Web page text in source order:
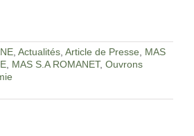
, Actualités, Article de Presse, MAS
, MAS S.A ROMANET, Ouvrons